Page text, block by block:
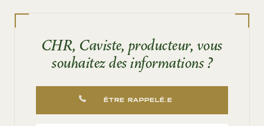
CHR, Caviste, producteur, vous
souhaitez des informations ?
ÊTRE RAPPELÉ.E